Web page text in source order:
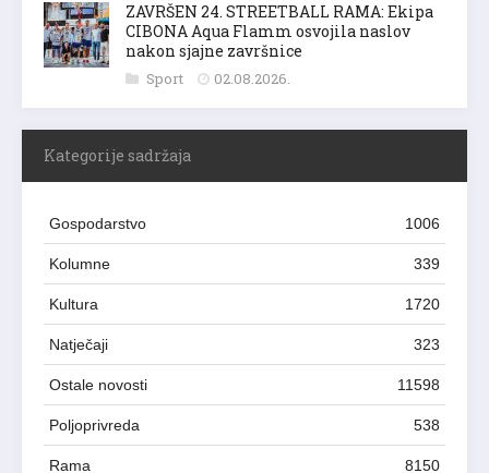
ZAVRŠEN 24. STREETBALL RAMA: Ekipa
CIBONA Aqua Flamm osvojila naslov
nakon sjajne završnice
Sport 02.08.2026.
Kategorije sadržaja
Gospodarstvo 1006
Kolumne 339
Kultura 1720
Natječaji 323
Ostale novosti 11598
Poljoprivreda 538
Rama 8150